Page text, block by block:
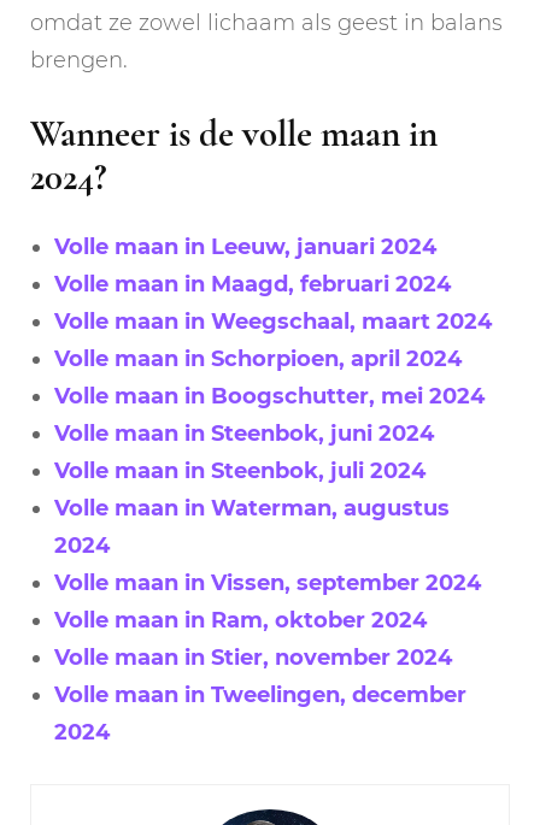
omdat ze zowel lichaam als geest in balans
brengen.
Wanneer is de volle maan in
2024?
Volle maan in Leeuw, januari 2024
Volle maan in Maagd, februari 2024
Volle maan in Weegschaal, maart 2024
Volle maan in Schorpioen, april 2024
Volle maan in Boogschutter, mei 2024
Volle maan in Steenbok, juni 2024
Volle maan in Steenbok, juli 2024
Volle maan in Waterman, augustus
2024
Volle maan in Vissen, september 2024
Volle maan in Ram, oktober 2024
Volle maan in Stier, november 2024
Volle maan in Tweelingen, december
2024